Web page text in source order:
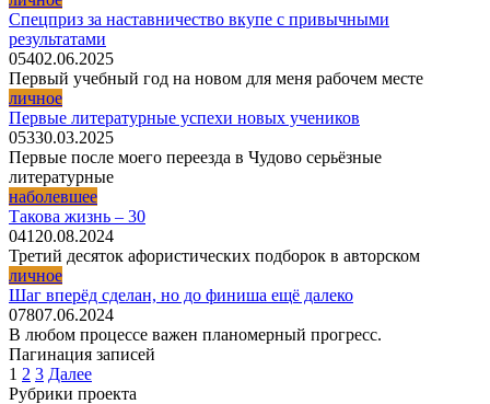
Спецприз за наставничество вкупе с привычными
результатами
05402.06.2025
Первый учебный год на новом для меня рабочем месте
личное
Первые литературные успехи новых учеников
05330.03.2025
Первые после моего переезда в Чудово серьёзные
литературные
наболевшее
Такова жизнь – 30
041 20.08.2024
Третий десяток афористических подборок в авторском
личное
Шаг вперёд сделан, но до финиша ещё далеко
07807.06.2024
В любом процессе важен планомерный прогресс.
Пагинация записей
1 2 3 Далее
Рубрики проекта